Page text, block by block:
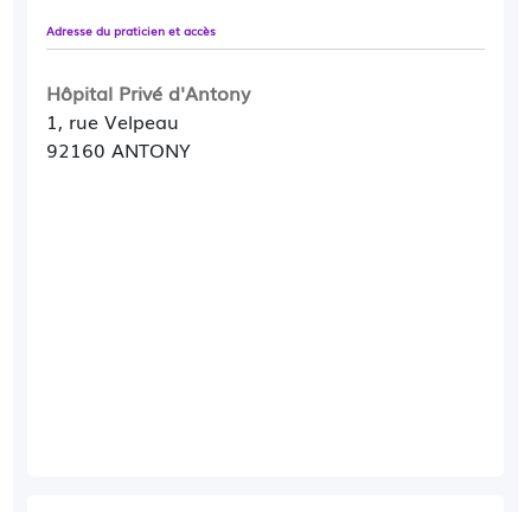
Adresse du praticien et accès
Hôpital Privé d'Antony
1, rue Velpeau
92160 ANTONY